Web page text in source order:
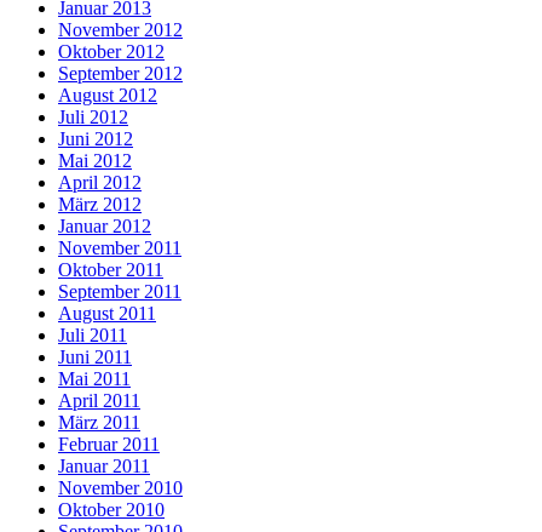
Januar 2013
November 2012
Oktober 2012
September 2012
August 2012
Juli 2012
Juni 2012
Mai 2012
April 2012
März 2012
Januar 2012
November 2011
Oktober 2011
September 2011
August 2011
Juli 2011
Juni 2011
Mai 2011
April 2011
März 2011
Februar 2011
Januar 2011
November 2010
Oktober 2010